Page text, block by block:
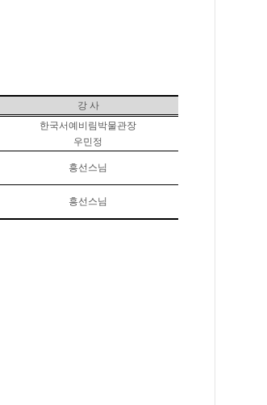
강 사
한국서예비림박물관장
우민정
흥선스님
흥선스님